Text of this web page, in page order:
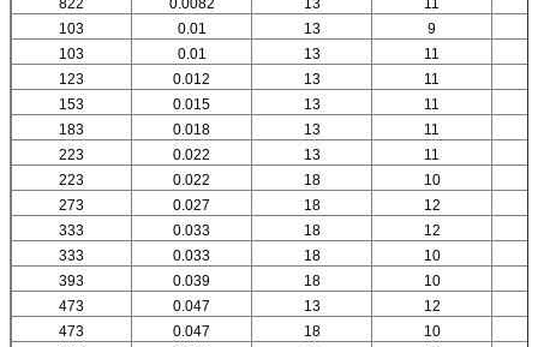
822
0.0082 13
11
103
0.01 13
9
103
0.01 13
11
123
0.012 13
11
153
0.015 13
11
183
0.018 13
11
223
0.022 13
11
223
0.022 18
10
273
0.027 18
12
333
0.033 18
12
333
0.033 18
10
393
0.039 18
10
473
0.047 13
12
473
0.047 18
10